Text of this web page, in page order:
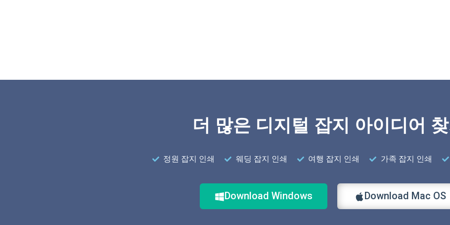
더 많은 디지털 잡지 아이디어
정원 잡지 인쇄 웨딩 잡지 인쇄 여행 잡지 인쇄 가족 잡지 인쇄
Download Windows Download Mac OS